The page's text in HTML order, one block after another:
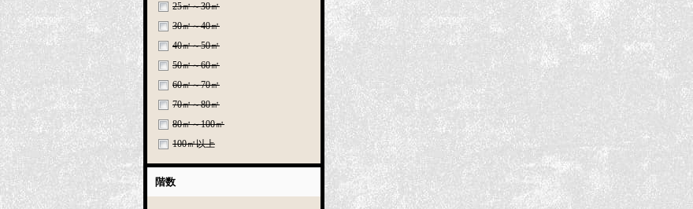
25㎡～30㎡
30㎡～40㎡
40㎡～50㎡
50㎡～60㎡
60㎡～70㎡
70㎡～80㎡
80㎡～100㎡
100㎡以上
階数